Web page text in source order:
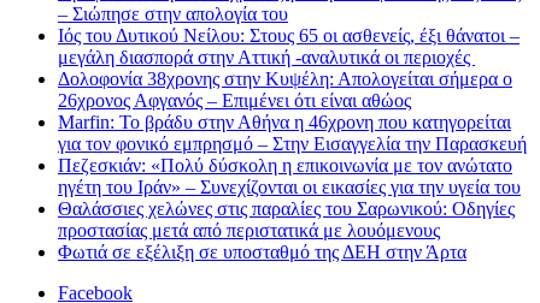
– Σιώπησε στην απολογία του
Ιός του Δυτικού Νείλου: Στους 65 οι ασθενείς, έξι θάνατοι –
μεγάλη διασπορά στην Αττική -αναλυτικά οι περιοχές
Δολοφονία 38χρονης στην Κυψέλη: Απολογείται σήμερα ο
26χρονος Αφγανός – Επιμένει ότι είναι αθώος
Marfin: Το βράδυ στην Αθήνα η 46χρονη που κατηγορείται
για τον φονικό εμπρησμό – Στην Εισαγγελία την Παρασκευή
Πεζεσκιάν: «Πολύ δύσκολη η επικοινωνία με τον ανώτατο
ηγέτη του Ιράν» – Συνεχίζονται οι εικασίες για την υγεία του
Θαλάσσιες χελώνες στις παραλίες του Σαρωνικού: Οδηγίες
προστασίας μετά από περιστατικά με λουόμενους
Φωτιά σε εξέλιξη σε υποσταθμό της ΔΕΗ στην Άρτα
Facebook